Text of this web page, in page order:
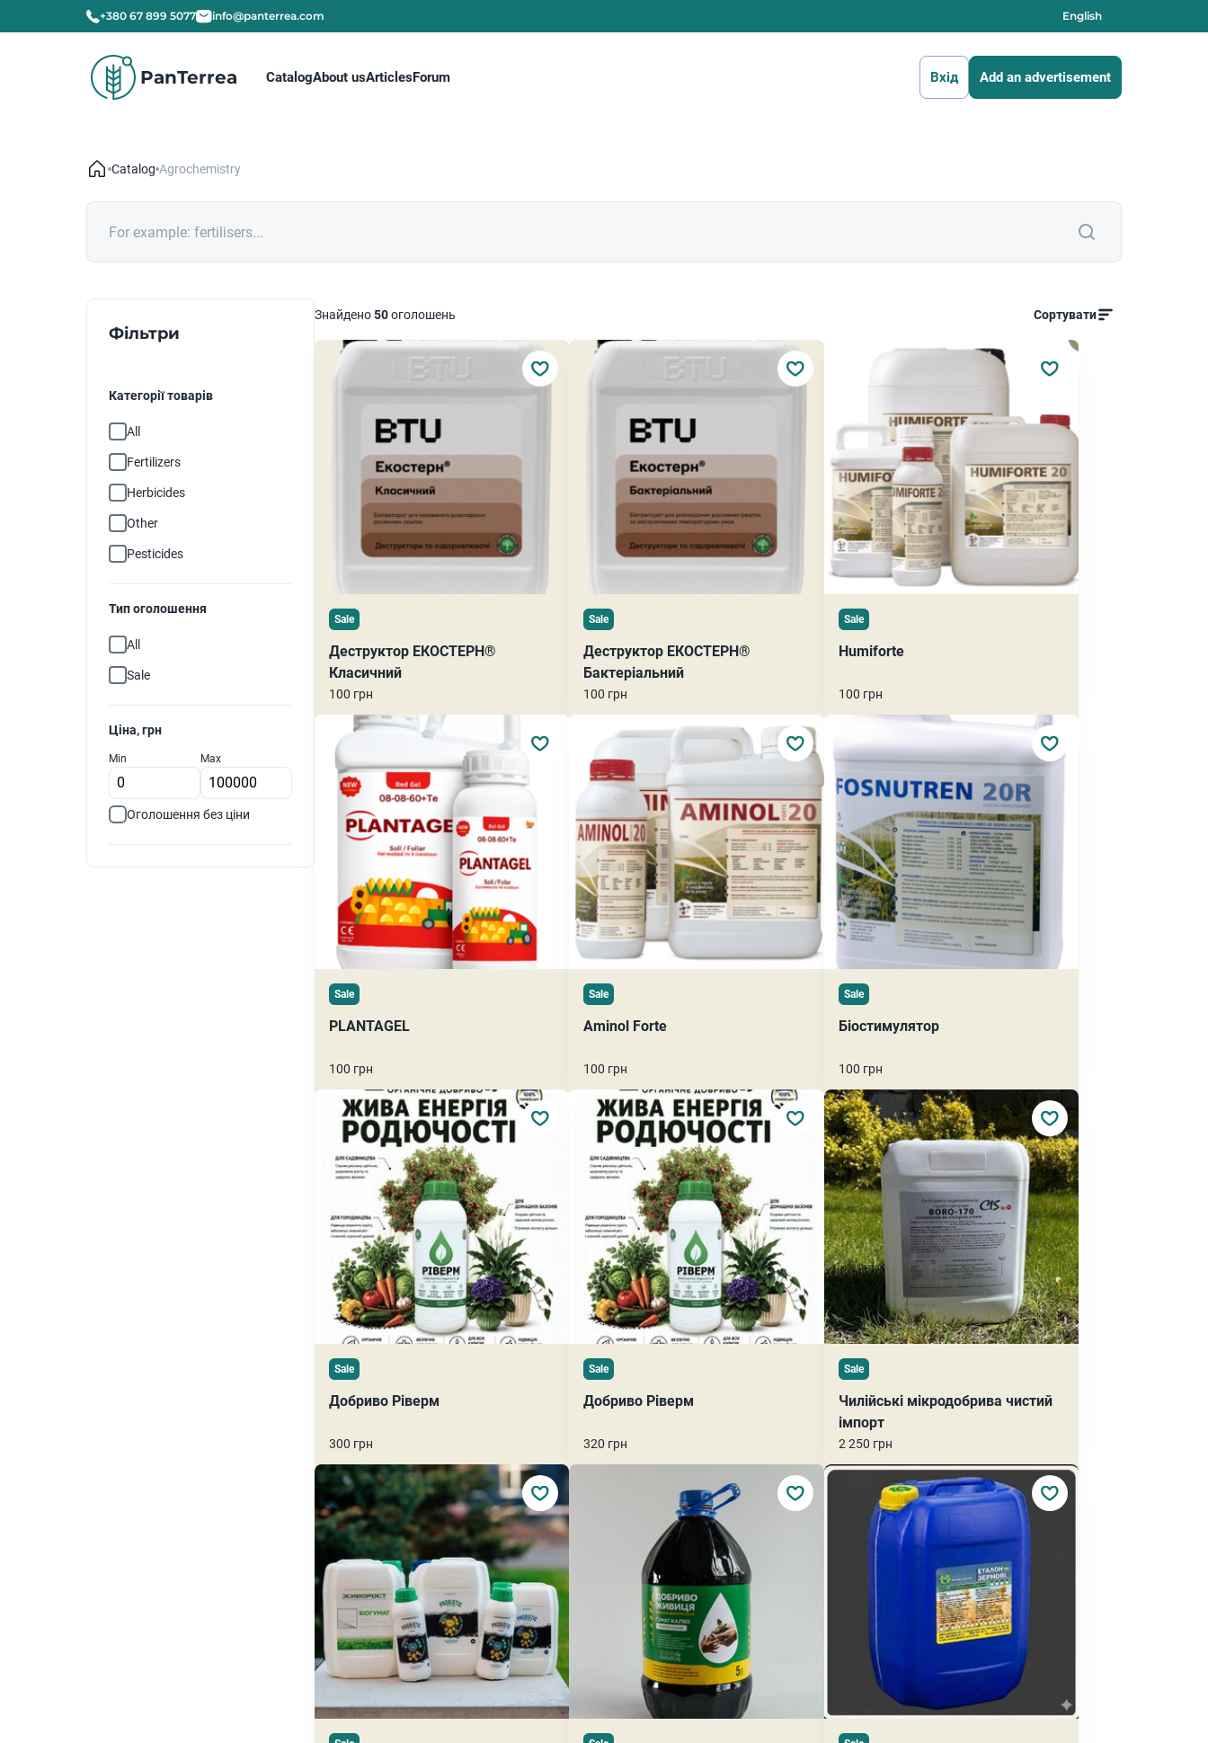
+380 67 899 5077 info@panterrea.com English
PanTerrea CatalogAbout usArticlesForum Вхід Add an advertisement
Catalog Agrochemistry
Фільтри
Категорії товарів
All
Fertilizers
Herbicides
Other
Pesticides
Тип оголошення
All
Sale
Ціна, грн
Min Max
Оголошення без ціни
Знайдено50оголошень Сортувати
Sale
Деструктор ЕКОСТЕРН®
Класичний
100 грн
Sale
Деструктор ЕКОСТЕРН®
Бактеріальний
100 грн
Sale
Humiforte
100 грн
Sale
PLANTAGEL
100 грн
Sale
Aminol Forte
100 грн
Sale
Біостимулятор
100 грн
Sale
Добриво Ріверм
300 грн
Sale
Добриво Ріверм
320 грн
Sale
Чилійські мікродобрива чистий
імпорт
2 250 грн